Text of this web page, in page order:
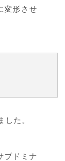
変形させ
た。
ブドミナ